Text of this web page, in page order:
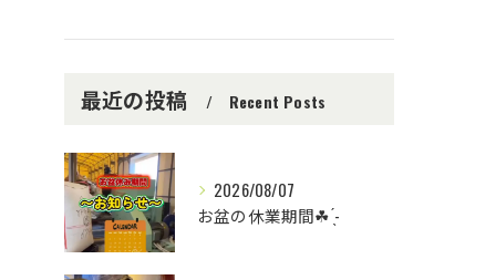
最近の投稿 Recent Posts
2026/08/07
お盆の休業期間☘ ̖́-